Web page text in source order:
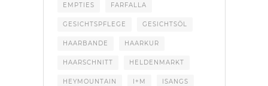
EMPTIES FARFALLA
GESICHTSPFLEGE GESICHTSÖL
HAARBANDE HAARKUR
HAARSCHNITT HELDENMARKT
HEYMOUNTAIN I+M ISANGS